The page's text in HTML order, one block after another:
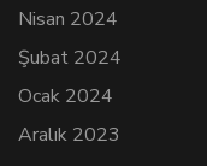
Nisan 2024
Şubat 2024
Ocak 2024
Aralık 2023